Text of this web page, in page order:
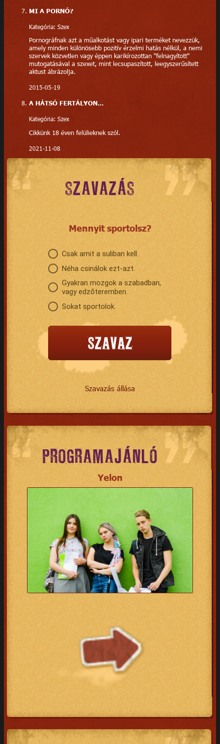
MI A PORNÓ?
Kategória: Szex
Pornográfnak azt a műalkotást vagy ipari terméket nevezzük,
amely minden különösebb pozitív érzelmi hatás nélkül, a nemi
szervek közvetlen vagy éppen karikírozottan "felnagyított"
mutogatásával a szexet, mint lecsupaszított, leegyszerűsített
aktust ábrázolja.
2015-05-19
A HÁTSÓ FERTÁLYON...
Kategória: Szex
Cikkünk 18 éven felülieknek szól.
2021-11-08
SZAVAZÁS
Mennyit sportolsz?
Csak amit a suliban kell.
Néha csinálok ezt-azt.
Gyakran mozgok a szabadban,
vagy edzőteremben.
Sokat sportolok.
Szavazás állása
PROGRAMAJÁNLÓ
Yelon